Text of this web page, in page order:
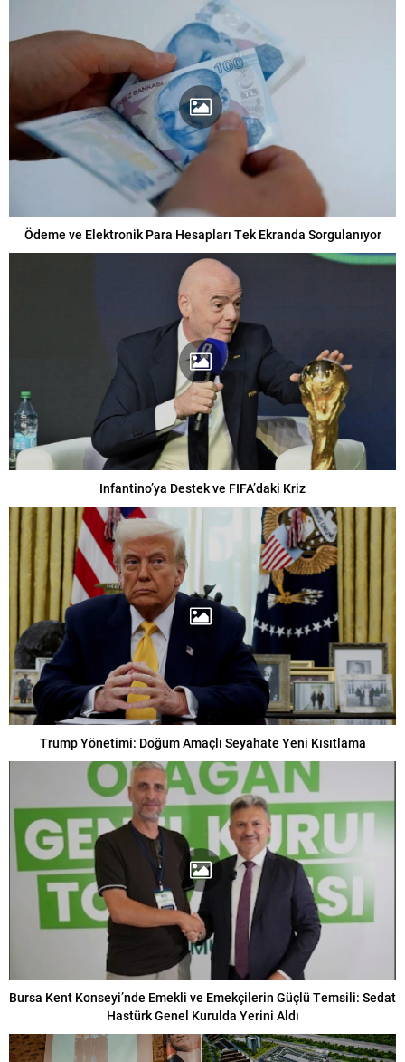
Ödeme ve Elektronik Para Hesapları Tek Ekranda Sorgulanıyor
Infantino’ya Destek ve FIFA’daki Kriz
Trump Yönetimi: Doğum Amaçlı Seyahate Yeni Kısıtlama
Bursa Kent Konseyi’nde Emekli ve Emekçilerin Güçlü Temsili: Sedat
Hastürk Genel Kurulda Yerini Aldı